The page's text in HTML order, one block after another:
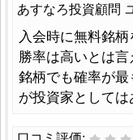
あすなろ投資顧問
入会時に無料銘
勝率は高いとは
銘柄でも確率が最
が投資家としては